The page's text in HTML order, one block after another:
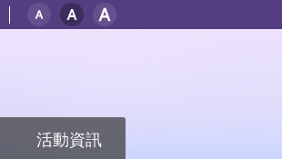
活動資訊